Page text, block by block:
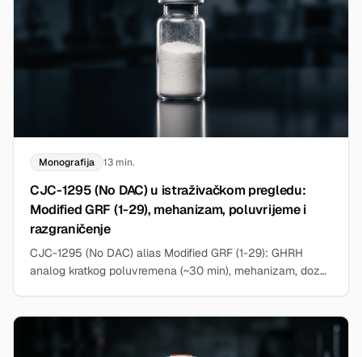
Monografija 13 min.
CJC-1295 (No DAC) u istraživačkom pregledu:
Modified GRF (1-29), mehanizam, poluvrijeme i
razgraničenje
CJC-1295 (No DAC) alias Modified GRF (1-29): GHRH
analog kratkog poluvremena (~30 min), mehanizam, doze,